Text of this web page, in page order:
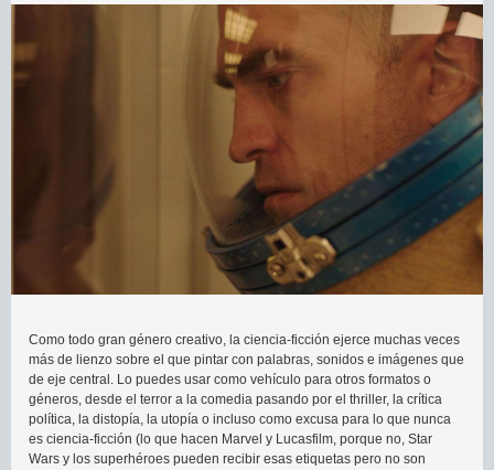
Como todo gran género creativo, la ciencia-ficción ejerce muchas veces
más de lienzo sobre el que pintar con palabras, sonidos e imágenes que
de eje central. Lo puedes usar como vehículo para otros formatos o
géneros, desde el terror a la comedia pasando por el thriller, la crítica
política, la distopía, la utopía o incluso como excusa para lo que nunca
es ciencia-ficción (lo que hacen Marvel y Lucasfilm, porque no, Star
Wars y los superhéroes pueden recibir esas etiquetas pero no son